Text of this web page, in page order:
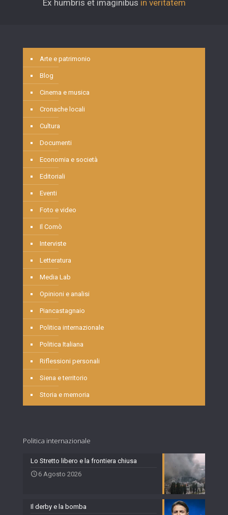
Ex humbris et imaginibus in veritatem
Arte e patrimonio
Blog
Cinema e musica
Cronache locali
Cultura
Documenti
Economia e società
Editoriali
Eventi
Foto e video
Il Comò
Interviste
Letteratura
Media Lab
Opinioni e analisi
Piancastagnaio
Politica internazionale
Politica Italiana
Riflessioni personali
Siena e territorio
Storia e memoria
Politica internazionale
Lo Stretto libero e la frontiera chiusa
6 Agosto 2026
Il derby e la bomba